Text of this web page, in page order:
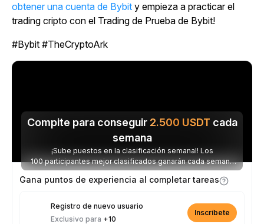
obtener una cuenta de Bybit y empieza a practicar el
trading cripto con el Trading de Prueba de Bybit!
#Bybit #TheCryptoArk
Compite para conseguir 2.500 USDT cada
semana
¡Sube puestos en la clasificación semanal! Los
100 participantes mejor clasificados ganarán cada semana
parte de los 2.500 USDT disponibles.
Gana puntos de experiencia al completar tareas
Registro de nuevo usuario
Exclusivo para +10
Inscríbete